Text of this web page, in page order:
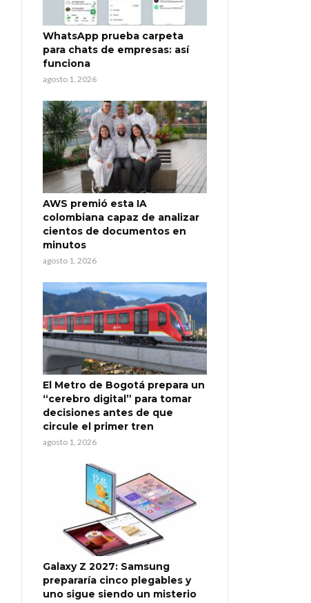
WhatsApp prueba carpeta
para chats de empresas: así
funciona
agosto 1, 2026
AWS premió esta IA
colombiana capaz de analizar
cientos de documentos en
minutos
agosto 1, 2026
El Metro de Bogotá prepara un
“cerebro digital” para tomar
decisiones antes de que
circule el primer tren
agosto 1, 2026
Galaxy Z 2027: Samsung
prepararía cinco plegables y
uno sigue siendo un misterio